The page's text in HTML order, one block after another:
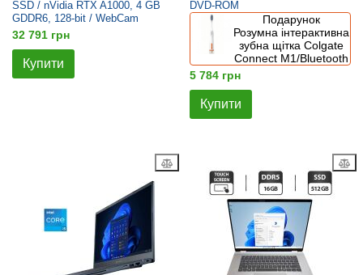
SSD / nVidia RTX A1000, 4 GB
GDDR6, 128-bit / WebCam
32 791 грн
Купити
DVD-ROM
Подарунок
Розумна інтерактивна
зубна щітка Colgate
Connect M1/Bluetooth
5 784 грн
Купити